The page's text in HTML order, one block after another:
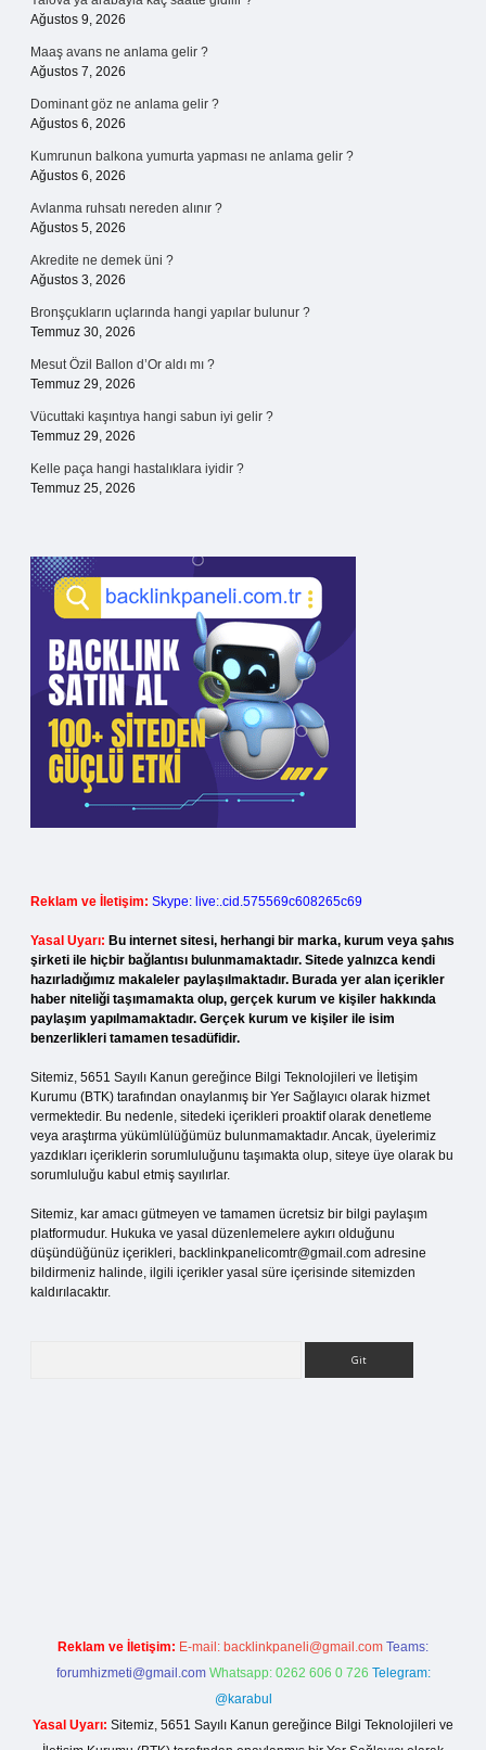
Ağustos 9, 2026
Maaş avans ne anlama gelir ?
Ağustos 7, 2026
Dominant göz ne anlama gelir ?
Ağustos 6, 2026
Kumrunun balkona yumurta yapması ne anlama gelir ?
Ağustos 6, 2026
Avlanma ruhsatı nereden alınır ?
Ağustos 5, 2026
Akredite ne demek üni ?
Ağustos 3, 2026
Bronşçukların uçlarında hangi yapılar bulunur ?
Temmuz 30, 2026
Mesut Özil Ballon d’Or aldı mı ?
Temmuz 29, 2026
Vücuttaki kaşıntıya hangi sabun iyi gelir ?
Temmuz 29, 2026
Kelle paça hangi hastalıklara iyidir ?
Temmuz 25, 2026
Reklam ve İletişim: Skype: live:.cid.575569c608265c69
Yasal Uyarı: Bu internet sitesi, herhangi bir marka, kurum veya şahıs
şirketi ile hiçbir bağlantısı bulunmamaktadır. Sitede yalnızca kendi
hazırladığımız makaleler paylaşılmaktadır. Burada yer alan içerikler
haber niteliği taşımamakta olup, gerçek kurum ve kişiler hakkında
paylaşım yapılmamaktadır. Gerçek kurum ve kişiler ile isim
benzerlikleri tamamen tesadüfidir.
Sitemiz, 5651 Sayılı Kanun gereğince Bilgi Teknolojileri ve İletişim
Kurumu (BTK) tarafından onaylanmış bir Yer Sağlayıcı olarak hizmet
vermektedir. Bu nedenle, sitedeki içerikleri proaktif olarak denetleme
veya araştırma yükümlülüğümüz bulunmamaktadır. Ancak, üyelerimiz
yazdıkları içeriklerin sorumluluğunu taşımakta olup, siteye üye olarak bu
sorumluluğu kabul etmiş sayılırlar.
Sitemiz, kar amacı gütmeyen ve tamamen ücretsiz bir bilgi paylaşım
platformudur. Hukuka ve yasal düzenlemelere aykırı olduğunu
düşündüğünüz içerikleri, backlinkpanelicomtr@gmail.com adresine
bildirmeniz halinde, ilgili içerikler yasal süre içerisinde sitemizden
kaldırılacaktır.
Reklam ve İletişim: E-mail: backlinkpaneli@gmail.com Teams:
forumhizmeti@gmail.com Whatsapp: 0262 606 0 726 Telegram:
@karabul
Yasal Uyarı: Sitemiz, 5651 Sayılı Kanun gereğince Bilgi Teknolojileri ve